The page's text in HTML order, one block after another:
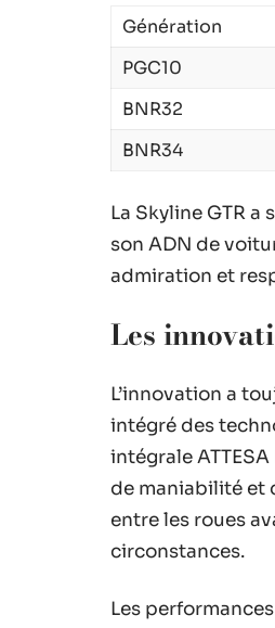
Génération
PGC10
BNR32
BNR34
La Skyline GTR
son ADN de
admiration et
Les
L’innovation a
intégré des
intégrale
de maniabilité et
entre les roues
circonstances.
Les